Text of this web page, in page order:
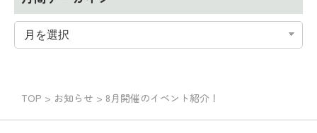
TOP > お知らせ > 8月開催のイベント紹介！